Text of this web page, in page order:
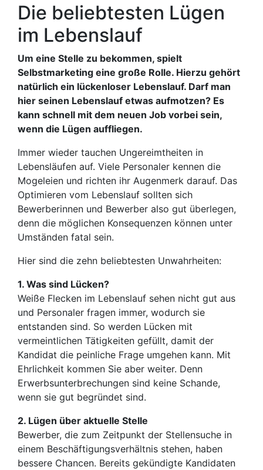
Die beliebtesten Lügen
im Lebenslauf
Um eine Stelle zu bekommen, spielt
Selbstmarketing eine große Rolle. Hierzu gehört
natürlich ein lückenloser Lebenslauf. Darf man
hier seinen Lebenslauf etwas aufmotzen? Es
kann schnell mit dem neuen Job vorbei sein,
wenn die Lügen auffliegen.
Immer wieder tauchen Ungereimtheiten in
Lebensläufen auf. Viele Personaler kennen die
Mogeleien und richten ihr Augenmerk darauf. Das
Optimieren vom Lebenslauf sollten sich
Bewerberinnen und Bewerber also gut überlegen,
denn die möglichen Konsequenzen können unter
Umständen fatal sein.
Hier sind die zehn beliebtesten Unwahrheiten:
1. Was sind Lücken?
Weiße Flecken im Lebenslauf sehen nicht gut aus
und Personaler fragen immer, wodurch sie
entstanden sind. So werden Lücken mit
vermeintlichen Tätigkeiten gefüllt, damit der
Kandidat die peinliche Frage umgehen kann. Mit
Ehrlichkeit kommen Sie aber weiter. Denn
Erwerbsunterbrechungen sind keine Schande,
wenn sie gut begründet sind.
2. Lügen über aktuelle Stelle
Bewerber, die zum Zeitpunkt der Stellensuche in
einem Beschäftigungsverhältnis stehen, haben
bessere Chancen. Bereits gekündigte Kandidaten